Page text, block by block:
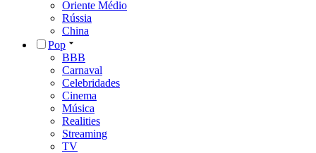
Oriente Médio
Rússia
China
Pop
BBB
Carnaval
Celebridades
Cinema
Música
Realities
Streaming
TV